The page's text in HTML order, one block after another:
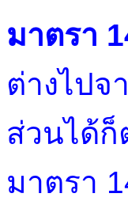
มาตรา
ต่างไปจ
ส่วนได้
มาตรา